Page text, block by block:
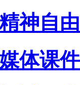
神自
体课